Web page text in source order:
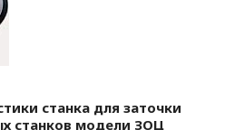
станка для заточки
станков модели ЗОЦ